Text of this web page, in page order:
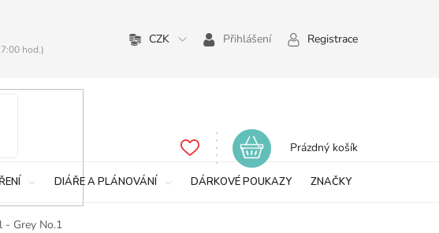
hod.)
CZK Přihlášení Registrace
Nákupní
Prázdný košík
DIÁŘE A PLÁNOVÁNÍ DÁRKOVÉ POUKAZY ZNAČKY
- Grey No.1